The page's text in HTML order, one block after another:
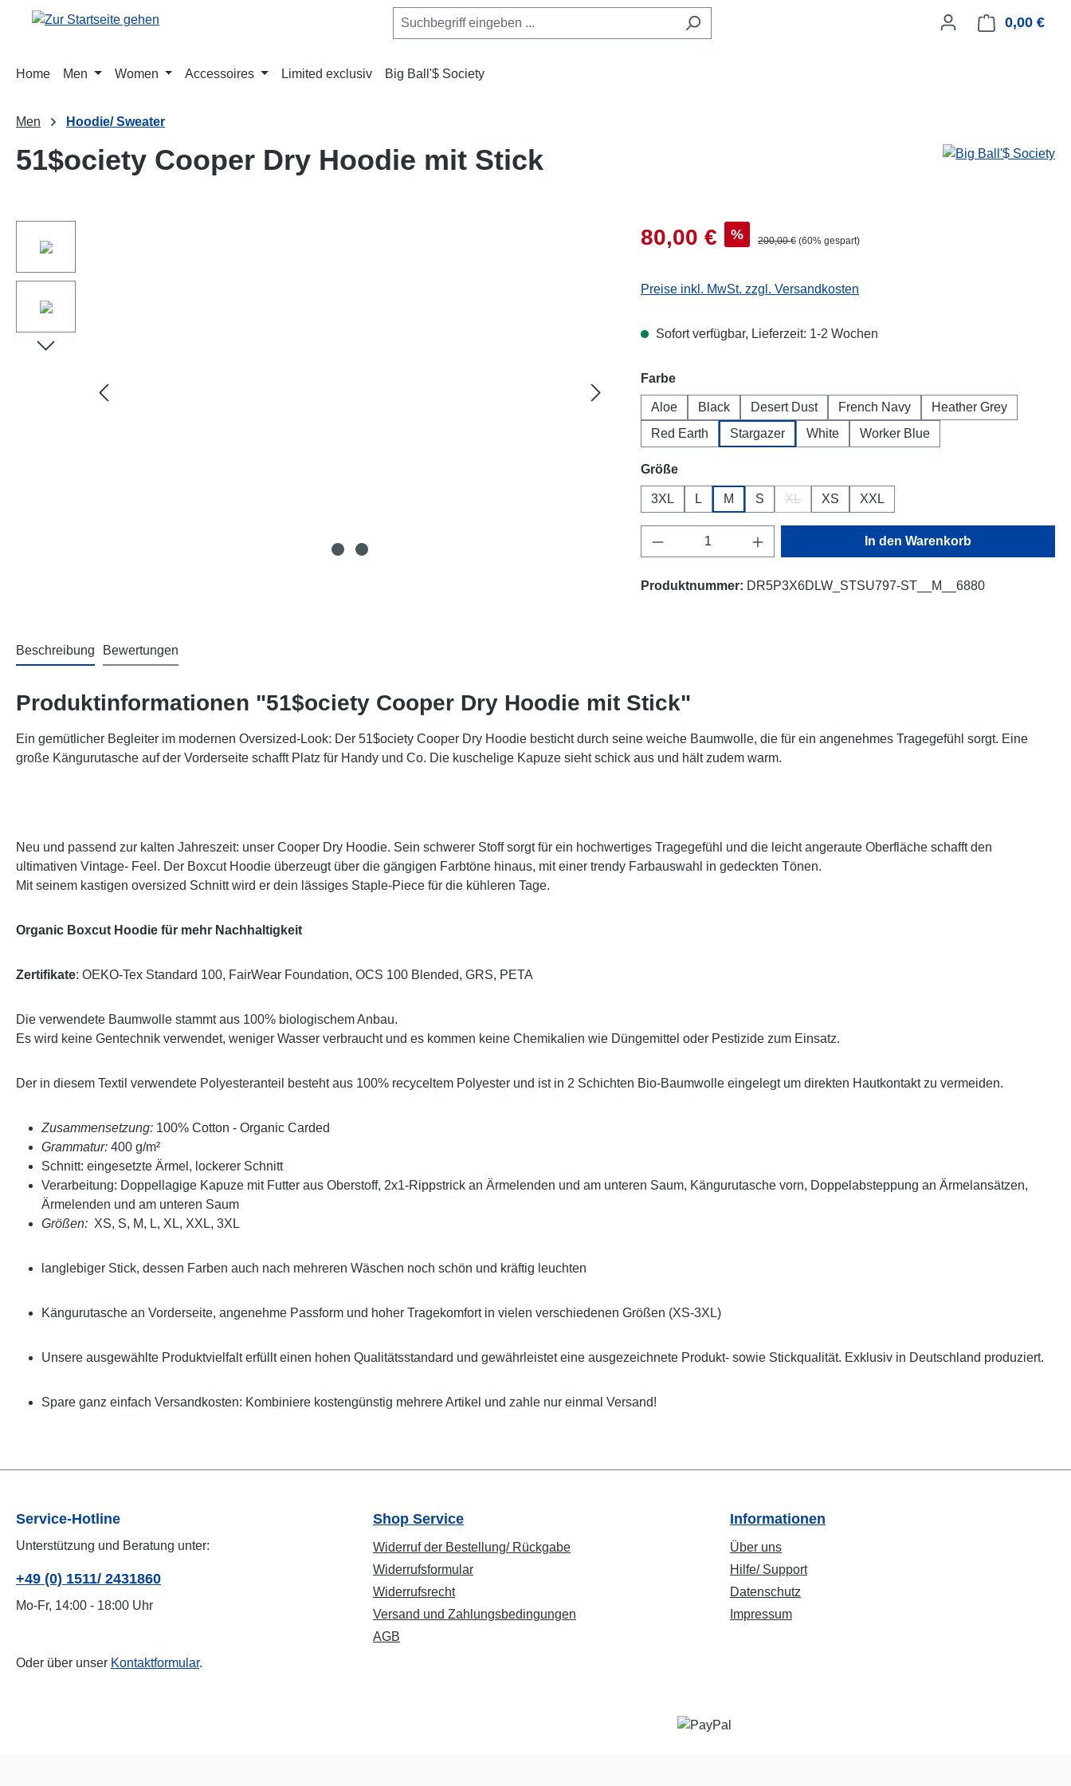
Zur Hauptnavigation springen 0,00 €
Home Men Women Accessoires Limited exclusiv Big Ball'$ Society
Men Hoodie/ Sweater
51$ociety Cooper Dry Hoodie mit Stick
80,00 € % 200,00 € (60% gespart)
Preise inkl. MwSt. zzgl. Versandkosten
Sofort verfügbar, Lieferzeit: 1-2 Wochen
Farbeauswählen
Aloe Black Desert Dust French Navy
Heather Grey
Red Earth
Stargazer White Worker Blue
Größeauswählen
3XL L M S XL XS XXL
Produkt Anzahl: Gib den gewünschten Wert ein
In den Warenkorb
Produktnummer: DR5P3X6DLW_STSU797-ST__M__6880
Beschreibung Bewertungen
Produktinformationen "51$ociety Cooper Dry Hoodie mit Stick"
Ein gemütlicher Begleiter im modernen Oversized-Look: Der 51$ociety Cooper Dry Hoodie besticht durch seine weiche Baumwolle, die für ein angenehmes Tragegefühl sorgt. Eine
große Kängurutasche auf der Vorderseite schafft Platz für Handy und Co. Die kuschelige Kapuze sieht schick aus und hält zudem warm.
Neu und passend zur kalten Jahreszeit: unser Cooper Dry Hoodie. Sein schwerer Stoff sorgt für ein hochwertiges Tragegefühl und die leicht angeraute Oberfläche schafft den
ultimativen Vintage- Feel. Der Boxcut Hoodie überzeugt über die gängigen Farbtöne hinaus, mit einer trendy Farbauswahl in gedeckten Tönen.
Mit seinem kastigen oversized Schnitt wird er dein lässiges Staple-Piece für die kühleren Tage.
Organic Boxcut Hoodie für mehr Nachhaltigkeit
Zertifikate: OEKO-Tex Standard 100, FairWear Foundation, OCS 100 Blended, GRS, PETA
Die verwendete Baumwolle stammt aus 100% biologischem Anbau.
Es wird keine Gentechnik verwendet, weniger Wasser verbraucht und es kommen keine Chemikalien wie Düngemittel oder Pestizide zum Einsatz.
Der in diesem Textil verwendete Polyesteranteil besteht aus 100% recyceltem Polyester und ist in 2 Schichten Bio-Baumwolle eingelegt um direkten Hautkontakt zu vermeiden.
Zusammensetzung: 100% Cotton - Organic Carded
Grammatur: 400 g/m²
Schnitt: eingesetzte Ärmel, lockerer Schnitt
Verarbeitung: Doppellagige Kapuze mit Futter aus Oberstoff, 2x1-Rippstrick an Ärmelenden und am unteren Saum, Kängurutasche vorn, Doppelabsteppung an Ärmelansätzen,
Ärmelenden und am unteren Saum
Größen: XS, S, M, L, XL, XXL, 3XL
langlebiger Stick, dessen Farben auch nach mehreren Wäschen noch schön und kräftig leuchten
Kängurutasche an Vorderseite, angenehme Passform und hoher Tragekomfort in vielen verschiedenen Größen (XS-3XL)
Unsere ausgewählte Produktvielfalt erfüllt einen hohen Qualitätsstandard und gewährleistet eine ausgezeichnete Produkt- sowie Stickqualität. Exklusiv in Deutschland produziert.
Spare ganz einfach Versandkosten: Kombiniere kostengünstig mehrere Artikel und zahle nur einmal Versand!
Service-Hotline
Unterstützung und Beratung unter:
+49 (0) 1511/ 2431860
Mo-Fr, 14:00 - 18:00 Uhr
Oder über unser Kontaktformular.
Shop Service
Widerruf der Bestellung/ Rückgabe
Widerrufsformular
Widerrufsrecht
Versand und Zahlungsbedingungen
AGB
Informationen
Über uns
Hilfe/ Support
Datenschutz
Impressum